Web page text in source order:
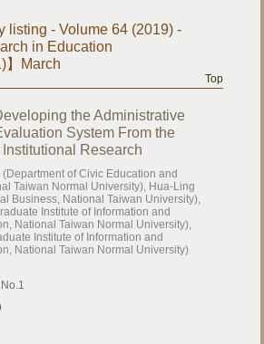
listing - Volume 64 (2019) -
in Education
】March
Top
the Administrative
System From the
Research
of Civic Education and
Taiwan Normal University), Hua-Ling
Business, National Taiwan University),
Institute of Information and
National Taiwan Normal University),
Institute of Information and
National Taiwan Normal University)